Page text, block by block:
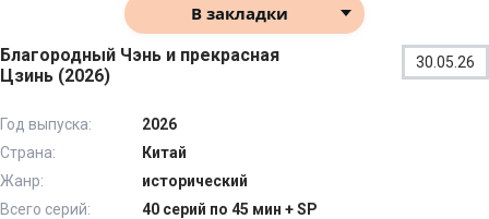
В закладки
Благородный Чэнь и прекрасная
Цзинь (2026)
30.05.26
Год выпуска:
2026
Страна:
Китай
Жанр:
исторический
Всего серий:
40 серий по 45 мин + SP